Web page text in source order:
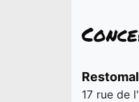
17 rue de